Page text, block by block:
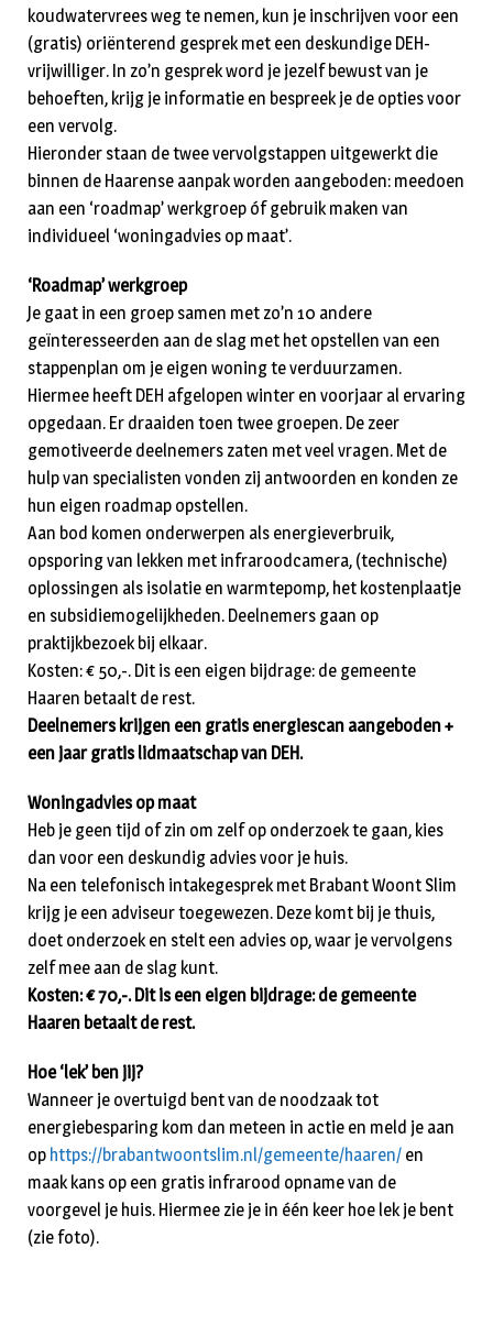
koudwatervrees weg te nemen, kun je inschrijven voor een
(gratis) oriënterend gesprek met een deskundige DEH-
vrijwilliger. In zo’n gesprek word je jezelf bewust van je
behoeften, krijg je informatie en bespreek je de opties voor
een vervolg.
Hieronder staan de twee vervolgstappen uitgewerkt die
binnen de Haarense aanpak worden aangeboden: meedoen
aan een ‘roadmap’ werkgroep óf gebruik maken van
individueel ‘woningadvies op maat’.
‘Roadmap’ werkgroep
Je gaat in een groep samen met zo’n 10 andere
geïnteresseerden aan de slag met het opstellen van een
stappenplan om je eigen woning te verduurzamen.
Hiermee heeft DEH afgelopen winter en voorjaar al ervaring
opgedaan. Er draaiden toen twee groepen. De zeer
gemotiveerde deelnemers zaten met veel vragen. Met de
hulp van specialisten vonden zij antwoorden en konden ze
hun eigen roadmap opstellen.
Aan bod komen onderwerpen als energieverbruik,
opsporing van lekken met infraroodcamera, (technische)
oplossingen als isolatie en warmtepomp, het kostenplaatje
en subsidiemogelijkheden. Deelnemers gaan op
praktijkbezoek bij elkaar.
Kosten: € 50,-. Dit is een eigen bijdrage: de gemeente
Haaren betaalt de rest.
Deelnemers krijgen een gratis energiescan aangeboden +
een jaar gratis lidmaatschap van DEH.
Woningadvies op maat
Heb je geen tijd of zin om zelf op onderzoek te gaan, kies
dan voor een deskundig advies voor je huis.
Na een telefonisch intakegesprek met Brabant Woont Slim
krijg je een adviseur toegewezen. Deze komt bij je thuis,
doet onderzoek en stelt een advies op, waar je vervolgens
zelf mee aan de slag kunt.
Kosten: € 70,-. Dit is een eigen bijdrage: de gemeente
Haaren betaalt de rest.
Hoe ‘lek’ ben jij?
Wanneer je overtuigd bent van de noodzaak tot
energiebesparing kom dan meteen in actie en meld je aan
op https://brabantwoontslim.nl/gemeente/haaren/ en
maak kans op een gratis infrarood opname van de
voorgevel je huis. Hiermee zie je in één keer hoe lek je bent
(zie foto).